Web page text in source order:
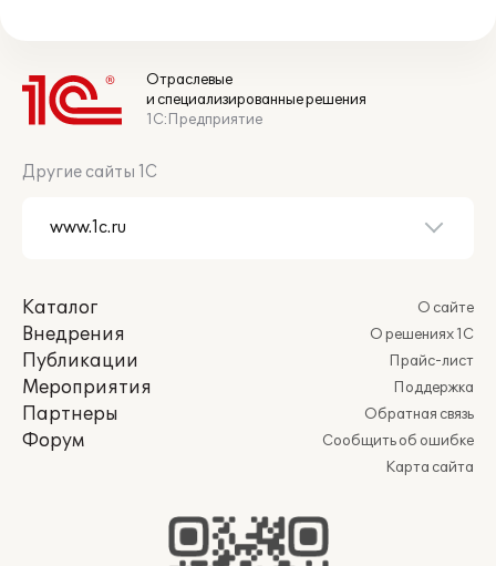
Отраслевые
и специализированные решения
1С:Предприятие
Другие сайты 1С
Каталог
Внедрения
Публикации
Мероприятия
Партнеры
Форум
О сайте
О решениях 1С
Прайс-лист
Поддержка
Обратная связь
Сообщить об ошибке
Карта сайта